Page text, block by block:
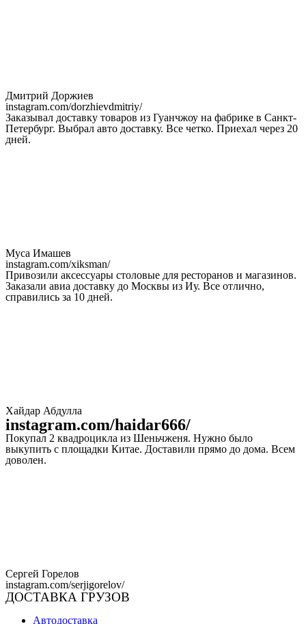
Дмитрий Доржиев
instagram.com/dorzhievdmitriy/
Заказывал доставку товаров из Гуанчжоу на фабрике в Санкт-
Петербург. Выбрал авто доставку. Все четко. Приехал через 20
дней.
Муса Имашев
instagram.com/xiksman/
Привозили аксессуары столовые для ресторанов и магазинов.
Заказали авиа доставку до Москвы из Иу. Все отлично,
справились за 10 дней.
Хайдар Абдулла
instagram.com/haidar666/
Покупал 2 квадроцикла из Шеньчженя. Нужно было
выкупить с площадки Китае. Доставили прямо до дома. Всем
доволен.
Сергей Горелов
instagram.com/serjigorelov/
ДОСТАВКА ГРУЗОВ
Автодоставка